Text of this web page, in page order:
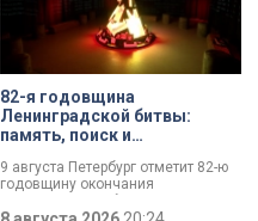
82-я годовщина
Ленинградской битвы:
память, поиск и
9 августа Петербург отметит 82-ю
годовщину окончания
Ленинградской битвы. Это День
воинской славы, который был